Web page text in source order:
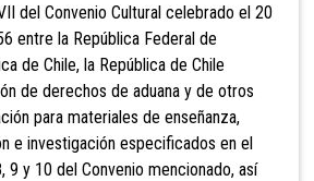
del Convenio Cultural celebrado el 20
entre la República Federal de
de Chile, la República de Chile
de derechos de aduana y de otros
para materiales de enseñanza,
e investigación especificados en el
9 y 10 del Convenio mencionado, así